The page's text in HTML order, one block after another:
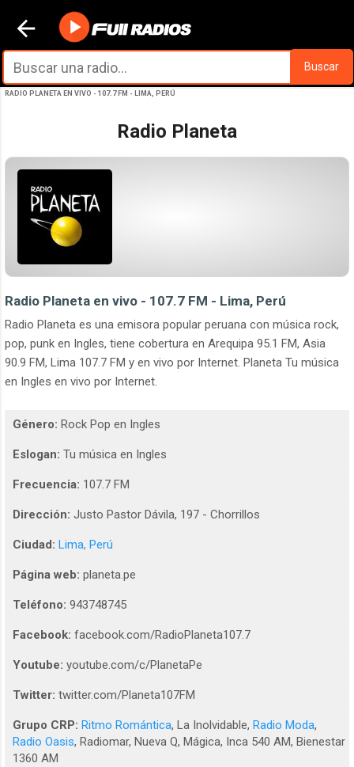
Ir al contenido principal
Buscar
RADIO PLANETA EN VIVO - 107.7 FM - LIMA, PERÚ
Radio Planeta
Radio Planeta en vivo - 107.7 FM - Lima, Perú
Radio Planeta es una emisora popular peruana con música rock,
pop, punk en Ingles, tiene cobertura en Arequipa 95.1 FM, Asia
90.9 FM, Lima 107.7 FM y en vivo por Internet. Planeta Tu música
en Ingles en vivo por Internet.
Género: Rock Pop en Ingles
Eslogan: Tu música en Ingles
Frecuencia: 107.7 FM
Dirección: Justo Pastor Dávila, 197 - Chorrillos
Ciudad: Lima, Perú
Página web: planeta.pe
Teléfono: 943748745
Facebook: facebook.com/RadioPlaneta107.7
Youtube: youtube.com/c/PlanetaPe
Twitter: twitter.com/Planeta107FM
Grupo CRP: Ritmo Romántica, La Inolvidable, Radio Moda,
Radio Oasis, Radiomar, Nueva Q, Mágica, Inca 540 AM, Bienestar
1360 AM